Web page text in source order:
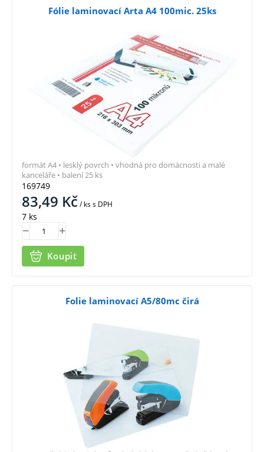
Fólie laminovací Arta A4 100mic. 25ks
169749
83,49 Kč/ kss DPH
7 ks
Koupit
formát A4 • lesklý povrch • vhodná pro domácnosti a malé
kanceláře • balení 25 ks
Folie laminovací A5/80mc čirá